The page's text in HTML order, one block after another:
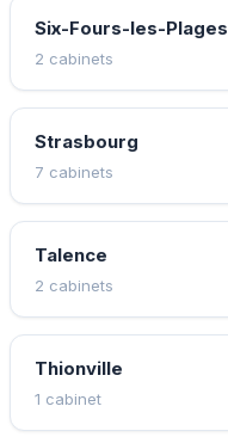
Six-Fours-les-Plages
2 cabinets
Strasbourg
7 cabinets
Talence
2 cabinets
Thionville
1 cabinet